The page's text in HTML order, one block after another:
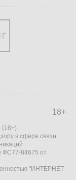
18+
(18+)
в сфере связи,
ФС77-84675 от
"ИНТЕРНЕТ